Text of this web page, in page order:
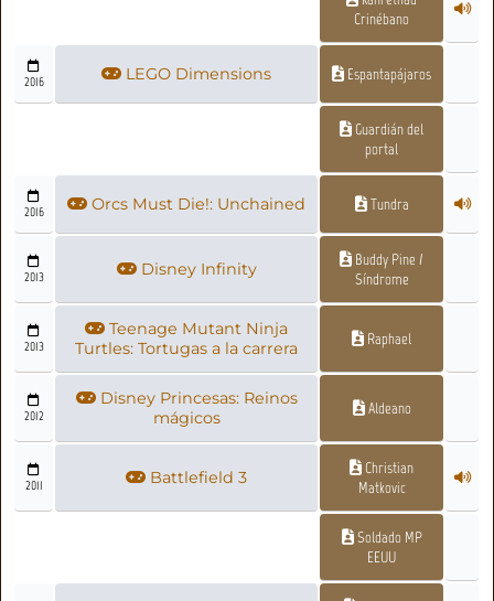
Crinébano
2016 LEGO Dimensions Espantapájaros
Guardián del
portal
2016 Orcs Must Die!: Unchained Tundra
2013 Disney Infinity
Buddy Pine /
Síndrome
2013
Teenage Mutant Ninja
Turtles: Tortugas a la carrera
Raphael
2012
Disney Princesas: Reinos
mágicos
Aldeano
2011 Battlefield 3
Christian
Matkovic
Soldado MP
EEUU